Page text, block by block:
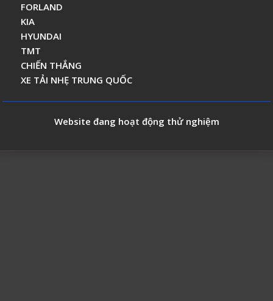
FORLAND
KIA
HYUNDAI
TMT
CHIẾN THẮNG
XE TẢI NHẸ TRUNG QUỐC
Website đang hoạt động thử nghiệm